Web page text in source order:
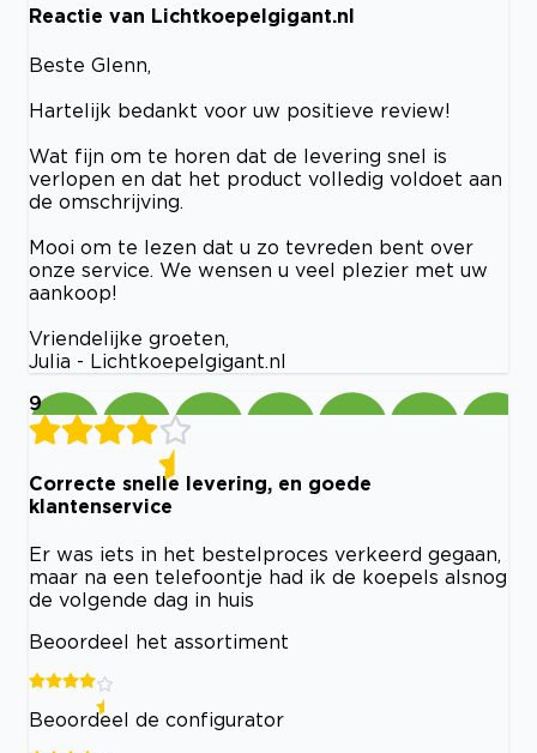
Reactie van Lichtkoepelgigant.nl
Beste Glenn,
Hartelijk bedankt voor uw positieve review!
Wat fijn om te horen dat de levering snel is
verlopen en dat het product volledig voldoet aan
de omschrijving.
Mooi om te lezen dat u zo tevreden bent over
onze service. We wensen u veel plezier met uw
aankoop!
Vriendelijke groeten,
Julia - Lichtkoepelgigant.nl
9
Correcte snelle levering, en goede
klantenservice
Er was iets in het bestelproces verkeerd gegaan,
maar na een telefoontje had ik de koepels alsnog
de volgende dag in huis
Beoordeel het assortiment
Beoordeel de configurator